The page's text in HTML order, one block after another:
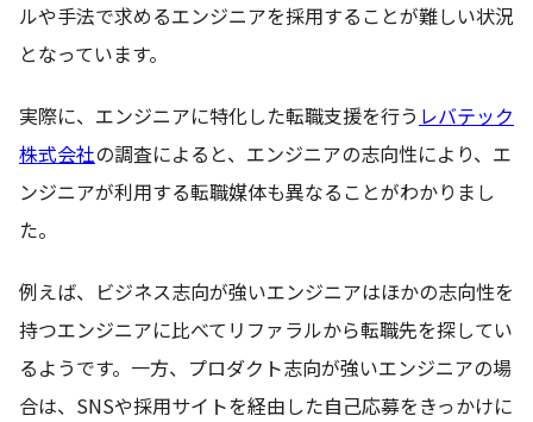
ルや手法で求めるエンジニアを採用することが難しい状況
となっています。
実際に、エンジニアに特化した転職支援を行う レバテック
株式会社の調査によると、エンジニアの志向性により、エ
ンジニアが利用する転職媒体も異なることがわかりまし
た。
例えば、ビジネス志向が強いエンジニアはほかの志向性を
持つエンジニアに比べてリファラルから転職先を探してい
るようです。一方、プロダクト志向が強いエンジニアの場
合は、SNSや採用サイトを経由した自己応募をきっかけに